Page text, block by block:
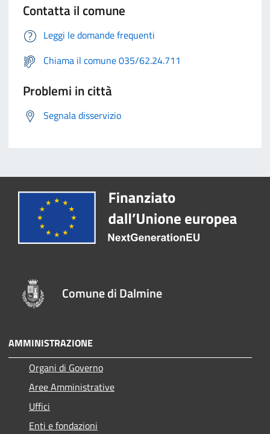
Contatta il comune
Leggi le domande frequenti
Chiama il comune 035/62.24.711
Problemi in città
Segnala disservizio
Comune di Dalmine
AMMINISTRAZIONE
Organi di Governo
Aree Amministrative
Uffici
Enti e fondazioni